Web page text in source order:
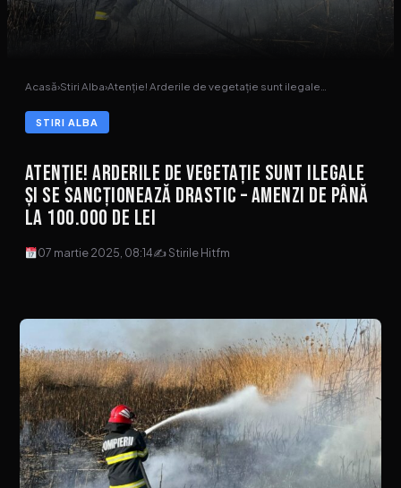
Acasă›Stiri Alba›Atenție! Arderile de vegetație sunt ilegale…
STIRI ALBA
Atenție! Arderile de vegetație sunt ilegale
și se sancționează drastic – Amenzi de până
la 100.000 de lei
07 martie 2025, 08:14✍ Stirile Hitfm